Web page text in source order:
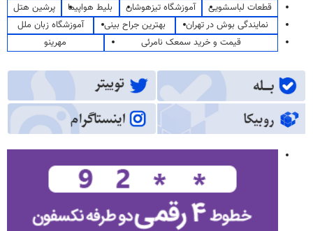
قطعات لباسشویی
آموزشگاه تیزهوشان بلیط هواپیما
پرشین هتل
نمایندگی بوش در تهران
بهترین جراح بینی
آموزشگاه زبان ملل
قیمت و خرید سمعک نامرئی
مهرینو